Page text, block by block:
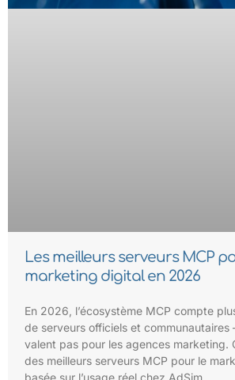
Les meilleurs serveurs MCP
marketing digital en 2026
En 2026, l’écosystème MCP compte
de serveurs officiels et
valent pas pour les agences marketing.
des meilleurs serveurs MCP pour le